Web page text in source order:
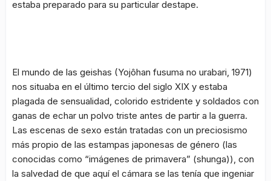
estaba preparado para su particular destape.
El mundo de las geishas (Yojôhan fusuma no urabari, 1971)
nos situaba en el último tercio del siglo XIX y estaba
plagada de sensualidad, colorido estridente y soldados con
ganas de echar un polvo triste antes de partir a la guerra.
Las escenas de sexo están tratadas con un preciosismo
más propio de las estampas japonesas de género (las
conocidas como “imágenes de primavera” (shunga)), con
la salvedad de que aquí el cámara se las tenía que ingeniar